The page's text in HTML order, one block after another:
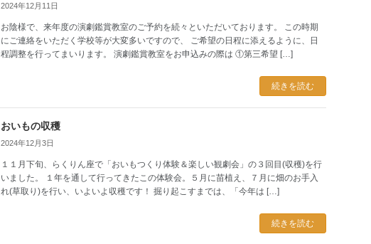
2024年12月11日
お陰様で、来年度の演劇鑑賞教室のご予約を続々といただいております。 この時期
にご連絡をいただく学校等が大変多いですので、 ご希望の日程に添えるように、日
程調整を行ってまいります。 演劇鑑賞教室をお申込みの際は ①第三希望 […]
続きを読む
おいもの収穫
2024年12月3日
１１月下旬、らくりん座で「おいもつくり体験＆楽しい観劇会」の３回目(収穫)を行
いました。 １年を通して行ってきたこの体験会。５月に苗植え、７月に畑のお手入
れ(草取り)を行い、いよいよ収穫です！ 掘り起こすまでは、「今年は […]
続きを読む